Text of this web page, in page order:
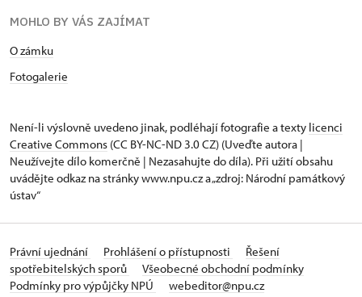
MOHLO BY VÁS ZAJÍMAT
O zámku
Fotogalerie
Není-li výslovně uvedeno jinak, podléhají fotografie a texty licenci
Creative Commons (CC BY-NC-ND 3.0 CZ) (Uveďte autora |
Neužívejte dílo komerčně | Nezasahujte do díla). Při užití obsahu
uvádějte odkaz na stránky www.npu.cz a „zdroj: Národní památkový
ústav“
Právní ujednání Prohlášení o přístupnosti
Řešení
spotřebitelských sporů
Všeobecné obchodní podmínky
Podmínky pro výpůjčky NPÚ
webeditor@npu.cz